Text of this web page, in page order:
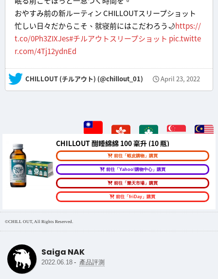
おやすみ前の新ルーティン CHILLOUTスリープショット
忙しい日々だからこそ、就寝前にはこだわろう🌙https://
t.co/0Ph3ZIXJes#チルアウトスリープショット pic.twitte
r.com/4Tj12ydnEd
— CHILLOUT (チルアウト) (@chillout_01) April 23, 2022
CHILLOUT 酣睡綿綿 100 毫升 (10 瓶)
前往「蝦皮購物」購買
前往「Yahoo!購物中心」購買
前往「樂天市場」購買
前往「friDay」購買
©CHILL OUT, All Rights Reserved.
Saiga NAK
2022.06.18 - 產品評測